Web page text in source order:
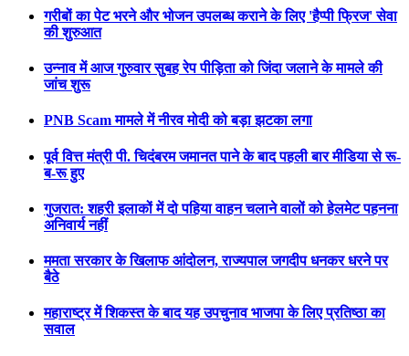
गरीबों का पेट भरने और भोजन उपलब्ध कराने के लिए 'हैप्पी फ्रिज' सेवा
की शुरुआत
उन्नाव में आज गुरुवार सुबह रेप पीड़िता को जिंदा जलाने के मामले की
जांच शुरू
PNB Scam मामले में नीरव मोदी को बड़ा झटका लगा
पूर्व वित्त मंत्री पी. चिदंबरम जमानत पाने के बाद पहली बार मीडिया से रू-
ब-रू हुए
गुजरात: शहरी इलाकों में दो पहिया वाहन चलाने वालों को हेलमेट पहनना
अनिवार्य नहीं
ममता सरकार के खिलाफ आंदोलन, राज्यपाल जगदीप धनकर धरने पर
बैठे
महाराष्ट्र में शिकस्त के बाद यह उपचुनाव भाजपा के लिए प्रतिष्ठा का
सवाल